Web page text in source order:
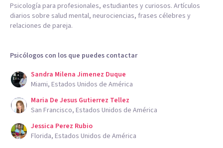
Psicología para profesionales, estudiantes y curiosos. Artículos
diarios sobre salud mental, neurociencias, frases célebres y
relaciones de pareja.
Psicólogos con los que puedes contactar
Sandra Milena Jimenez Duque
Miami, Estados Unidos de América
Maria De Jesus Gutierrez Tellez
San Francisco, Estados Unidos de América
Jessica Perez Rubio
Florida, Estados Unidos de América